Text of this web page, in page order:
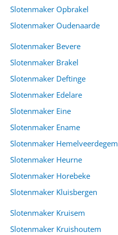
Slotenmaker Opbrakel
Slotenmaker Oudenaarde
Slotenmaker Bevere
Slotenmaker Brakel
Slotenmaker Deftinge
Slotenmaker Edelare
Slotenmaker Eine
Slotenmaker Ename
Slotenmaker Hemelveerdegem
Slotenmaker Heurne
Slotenmaker Horebeke
Slotenmaker Kluisbergen
Slotenmaker Kruisem
Slotenmaker Kruishoutem